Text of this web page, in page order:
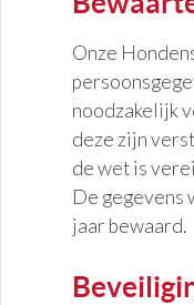
Onze
noodzakelijk
deze zijn
de wet is
De gegevens
jaar bewaard.